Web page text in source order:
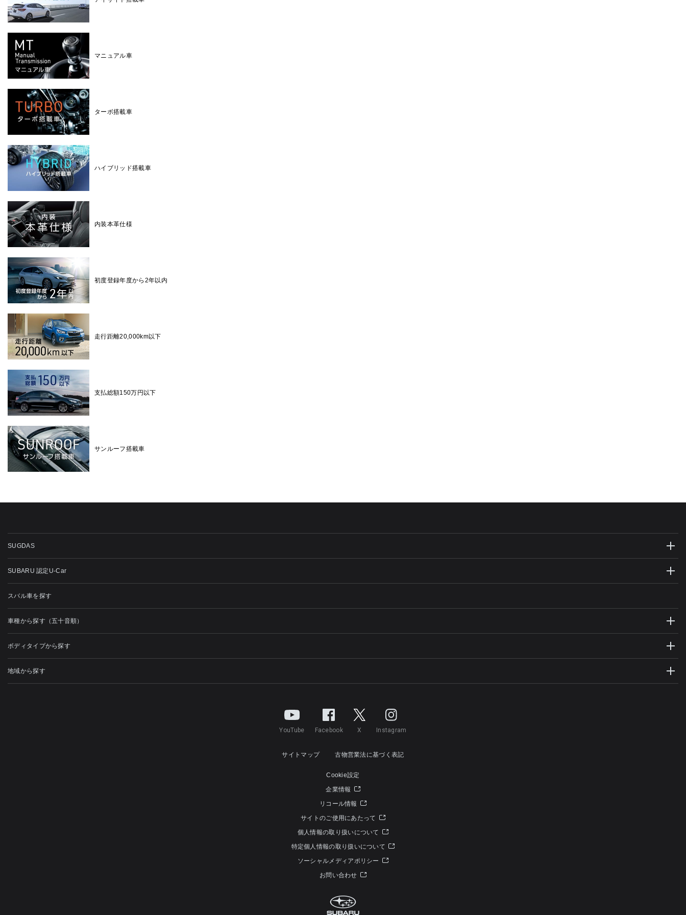
マニュアル車
ターボ搭載車
ハイブリッド搭載車
内装本革仕様
初度登録年度から2年以内
走行距離20,000km以下
支払総額150万円以下
サンルーフ搭載車
SUGDAS
SUBARU 認定U-Car
スバル車を探す
車種から探す（五十音順）
ボディタイプから探す
地域から探す
YouTube Facebook X Instagram
サイトマップ 古物営業法に基づく表記
Cookie設定
企業情報
リコール情報
サイトのご使用にあたって
個人情報の取り扱いについて
特定個人情報の取り扱いについて
ソーシャルメディアポリシー
お問い合わせ